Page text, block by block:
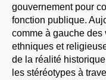
gouvernement pour
fonction publique.
comme à gauche
ethniques et
de la réalité
les stéréotypes à